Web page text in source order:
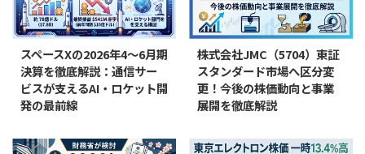
スペースXの2026年4〜6月期
決算を徹底解説：通信サー
ビスが支えるAI・ロケット開
発の最前線
株式会社JMC（5704）東証
スタンダード市場へ区分変
更！今後の株価動向と事業
展開を徹底解説